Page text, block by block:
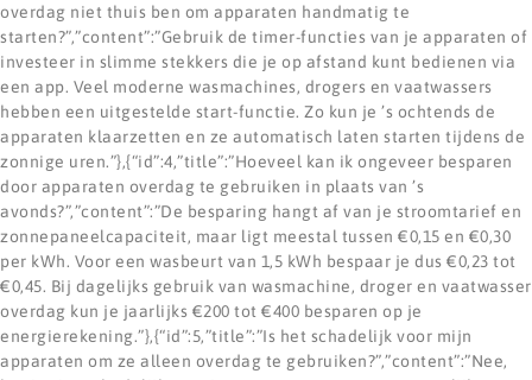
overdag niet thuis ben om apparaten handmatig te
starten?”,”content”:”Gebruik de timer-functies van je apparaten of
investeer in slimme stekkers die je op afstand kunt bedienen via
een app. Veel moderne wasmachines, drogers en vaatwassers
hebben een uitgestelde start-functie. Zo kun je ’s ochtends de
apparaten klaarzetten en ze automatisch laten starten tijdens de
zonnige uren.”},{“id”:4,”title”:”Hoeveel kan ik ongeveer besparen
door apparaten overdag te gebruiken in plaats van ’s
avonds?”,”content”:”De besparing hangt af van je stroomtarief en
zonnepaneelcapaciteit, maar ligt meestal tussen €0,15 en €0,30
per kWh. Voor een wasbeurt van 1,5 kWh bespaar je dus €0,23 tot
€0,45. Bij dagelijks gebruik van wasmachine, droger en vaatwasser
overdag kun je jaarlijks €200 tot €400 besparen op je
energierekening.”},{“id”:5,”title”:”Is het schadelijk voor mijn
apparaten om ze alleen overdag te gebruiken?”,”content”:”Nee,